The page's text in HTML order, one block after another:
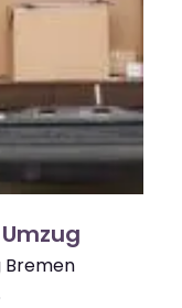
Bremen